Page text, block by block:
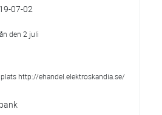
07-02
den 2 juli
http://ehandel.elektroskandia.se/